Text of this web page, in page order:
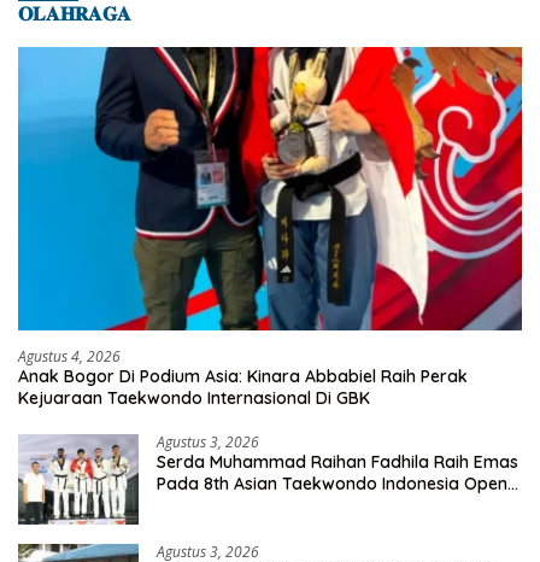
𝐎𝐋𝐀𝐇𝐑𝐀𝐆𝐀
Agustus 4, 2026
Anak Bogor Di Podium Asia: Kinara Abbabiel Raih Perak
Kejuaraan Taekwondo Internasional Di GBK
Agustus 3, 2026
Serda Muhammad Raihan Fadhila Raih Emas
Pada 8th Asian Taekwondo Indonesia Open
Agustus 3, 2026